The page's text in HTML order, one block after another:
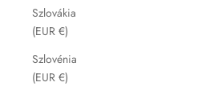
Szlovákia
(EUR €)
Szlovénia
(EUR €)